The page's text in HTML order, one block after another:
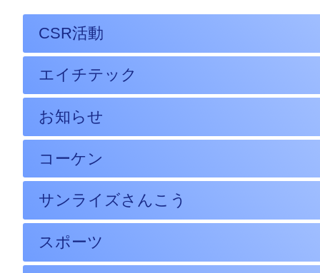
CSR活動
エイチテック
お知らせ
コーケン
サンライズさんこう
スポーツ